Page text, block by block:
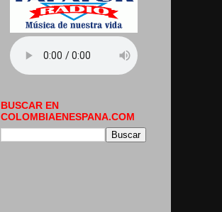
BUSCAR EN
COLOMBIAENESPANA.COM